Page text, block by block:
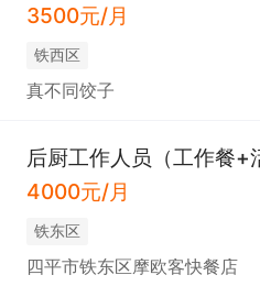
3500元/月
铁西区
真不同饺子
后厨工作人员（工作餐+
4000元/月
铁东区
四平市铁东区摩欧客快餐店